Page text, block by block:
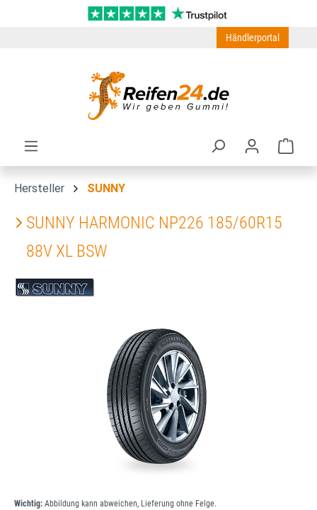
Zum Hauptinhalt springen
Händlerportal
Hersteller SUNNY
SUNNY HARMONIC NP226 185/60R15
88V XL BSW
Bildergalerie überspringen
Wichtig: Abbildung kann abweichen, Lieferung ohne Felge.